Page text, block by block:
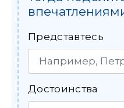
Представтесь
Достоинства